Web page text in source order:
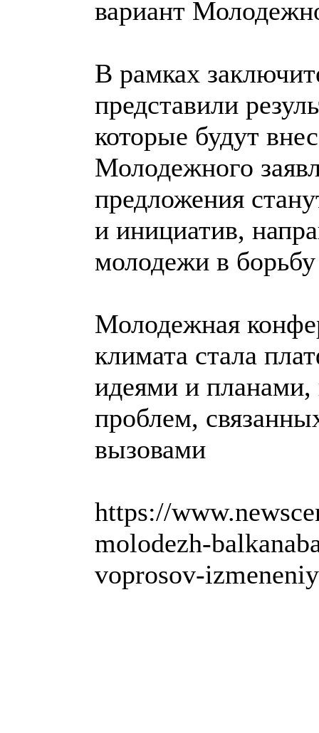
вариант
В рамках
представили
которые будут
Молодежного
предложения
и инициатив,
молодежи в
Молодежная
климата стала
идеями и
проблем,
вызовами
https://
molodezh-
voprosov-